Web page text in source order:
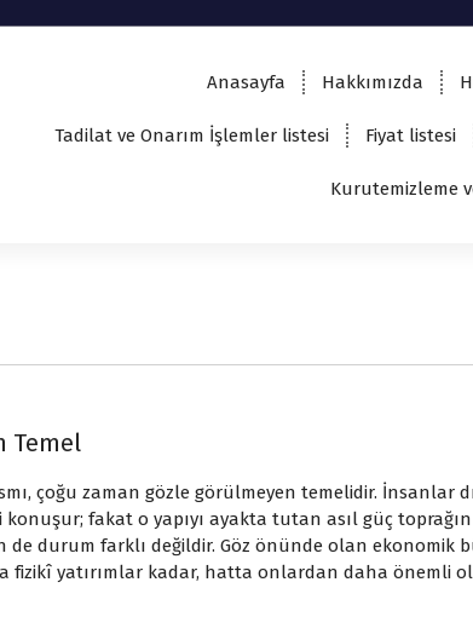
Anasayfa Hakkımızda
Tadilat ve Onarım İşlemler listesi Fiyat listesi
Kurutemizleme
Temel
çoğu zaman gözle görülmeyen temelidir. İnsanlar
konuşur; fakat o yapıyı ayakta tutan asıl güç
de durum farklı değildir. Göz önünde olan ekonomik
fizikî yatırımlar kadar, hatta onlardan daha önemli